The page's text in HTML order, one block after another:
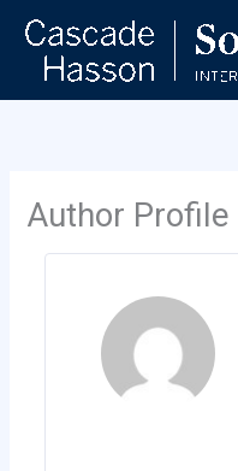
content
Author Profile